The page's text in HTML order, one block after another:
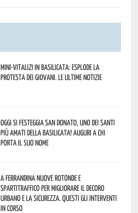
Mini-vitalizi in Basilicata: esplode la
protesta dei giovani. Le ultime notizie
Oggi si festeggia San Donato, uno dei Santi
più amati della Basilicata! Auguri a chi
porta il suo nome
A Ferrandina nuove rotonde e
spartitraffico per migliorare il decoro
urbano e la sicurezza. Questi gli interventi
in corso